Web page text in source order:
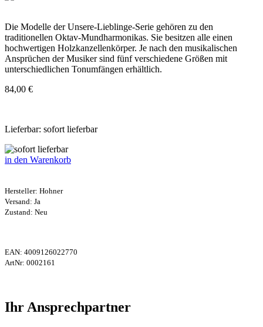
Die Modelle der Unsere-Lieblinge-Serie gehören zu den
traditionellen Oktav-Mundharmonikas. Sie besitzen alle einen
hochwertigen Holzkanzellenkörper. Je nach den musikalischen
Ansprüchen der Musiker sind fünf verschiedene Größen mit
unterschiedlichen Tonumfängen erhältlich.
84,00 €
Lieferbar: sofort lieferbar
in den Warenkorb
Hersteller: Hohner
Versand: Ja
Zustand: Neu
EAN: 4009126022770
ArtNr: 0002161
Ihr Ansprechpartner